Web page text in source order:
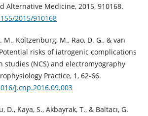
Alternative Medicine, 2015, 910168.
2015/910168
M., Koltzenburg, M., Rao, D. G., & van
risks of iatrogenic complications
studies (NCS) and electromyography
Practice, 1, 62-66.
j.cnp.2016.09.003
D., Kaya, S., Akbayrak, T., & Baltacı, G.